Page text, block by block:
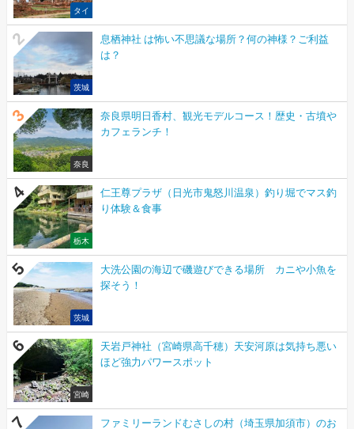
タイ
茨城
息栖神社 は怖い不思議な場所？何の神様？ご利益
は？
奈良
奈良県明日香村、観光モデルコース！歴史・古墳や
カフェランチ！
栃木
仁王尊プラザ（日光市鬼怒川温泉）釣り堀でマス釣
り体験＆食事
茨城
大洗公園の海辺で磯遊びできる場所 カニや小魚を
探そう！
宮崎
天岩戸神社（宮崎県高千穂）天安河原は気持ち悪い
ほど強力パワースポット
ファミリーランドむさしの村（埼玉県加須市）のお